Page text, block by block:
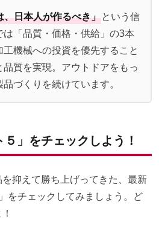
日本人が作るべき」という信
「品質・価格・供給」の3本
機械への投資を優先すること
質を実現。アウトドアをもっ
づくりを続けています。
５」をチェックしよう！
抑えて勝ち上げってきた、最新
をチェックしてみましょう。ど